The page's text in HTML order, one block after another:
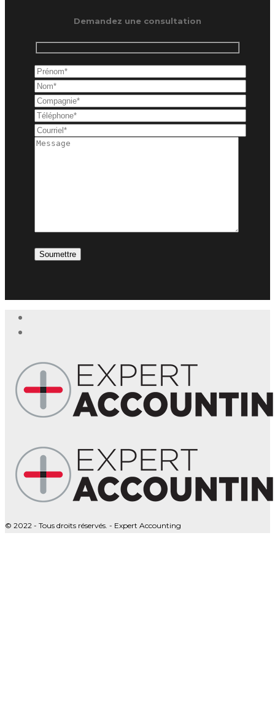
Demandez une consultation
© 2022 - Tous droits réservés. - Expert Accounting